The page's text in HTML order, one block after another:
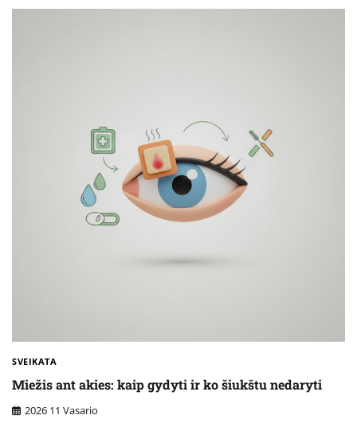
SVEIKATA
Miežis ant akies: kaip gydyti ir ko šiukštu nedaryti
2026 11 Vasario